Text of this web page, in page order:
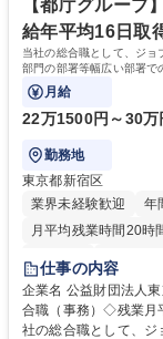
ます。 学歴・資格 学歴：大学院 大学 高専 短大 専修学校 高校 語学力：
資格：
【都庁グループ
給年平均16日取
当社の総合職として、ジョ
部門の部署等幅広い部署で
ております！ ※下記業務詳
月給
22万1500円～30万
勤務地
東京都新宿区
業界未経験歓迎
年
月平均残業時間20時
研修あり
退職金あり
駅近5分以内
資格
仕事の内容
企業名 公益財団法人東京都道路整
合職（事務）◇残業月平均9
社の総合職として、ジ